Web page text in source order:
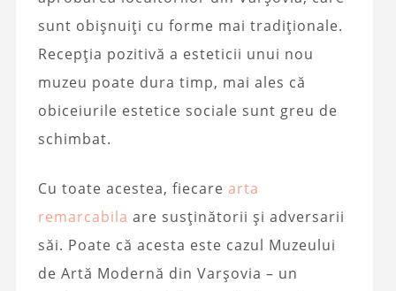
sunt obișnuiți cu forme mai tradiționale.
Recepția pozitivă a esteticii unui nou
muzeu poate dura timp, mai ales că
obiceiurile estetice sociale sunt greu de
schimbat.
Cu toate acestea, fiecare arta
remarcabila are susținătorii și adversarii
săi. Poate că acesta este cazul Muzeului
de Artă Modernă din Varșovia – un